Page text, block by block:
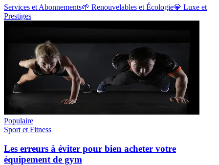
Services et Abonnements🌱 Renouvelables et Écologie💎 Luxe et
Prestiges
Populaire
Sport et Fitness
Les erreurs à éviter pour bien acheter votre
équipement de gym